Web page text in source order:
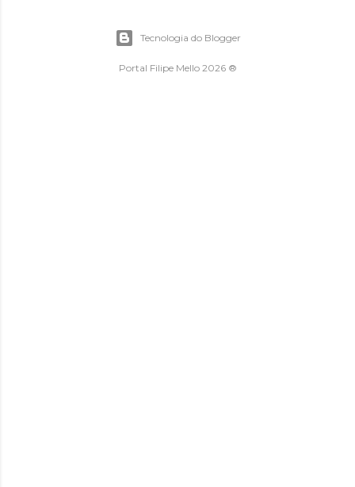
Tecnologia do Blogger
Portal Filipe Mello 2026 ®